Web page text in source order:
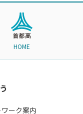
HOME
ーク案内